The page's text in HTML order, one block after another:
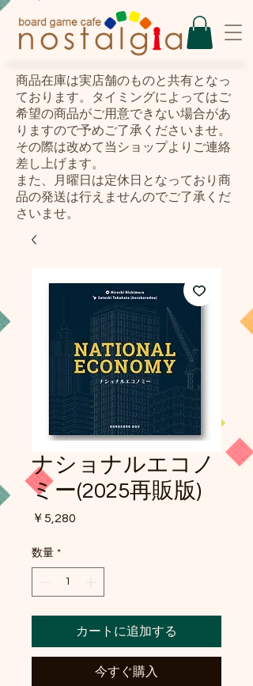
​商品在庫は実店舗のものと共有となっ
ております。タイミングによってはご
希望の商品がご用意できない場合があ
りますので予めご了承くださいませ。
その際は改めて当ショップよりご連絡
差し上げます。
また、月曜日は定休日となっており商
品の発送は行えませんのでご了承くだ
さいませ。
ナショナルエコノ
ミー(2025再販版)
￥5,280
数量 *
カートに追加する
今すぐ購入